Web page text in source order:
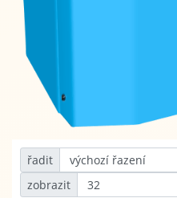
řadit
zobrazit